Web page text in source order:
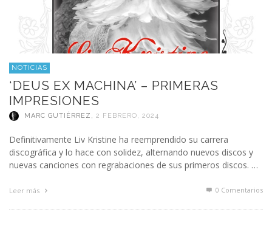
NOTICIAS
‘DEUS EX MACHINA’ – PRIMERAS
IMPRESIONES
MARC GUTIÉRREZ , 2 FEBRERO, 2024
Definitivamente Liv Kristine ha reemprendido su carrera
discográfica y lo hace con solidez, alternando nuevos discos y
nuevas canciones con regrabaciones de sus primeros discos. …
Leer más 0 Comentarios